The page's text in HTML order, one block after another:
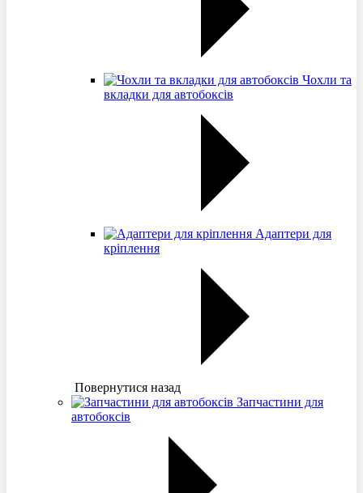
Чохли та
вкладки для автобоксів
Адаптери для
кріплення
Повернутися назад
Запчастини для
автобоксів